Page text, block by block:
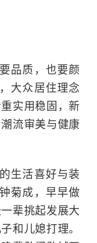
品质，也要颜
大众居住理念
实用稳固，新
流审美与健康
生活喜好与装
菊成，早早做
辈挑起发展大
和儿媳打理。